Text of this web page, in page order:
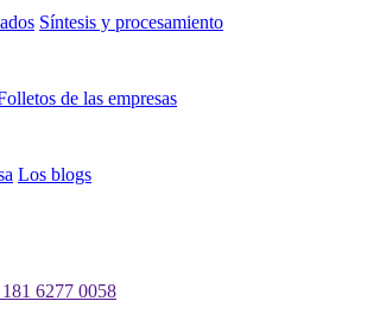
Síntesis y procesamiento
de las empresas
Los blogs
6277 0058